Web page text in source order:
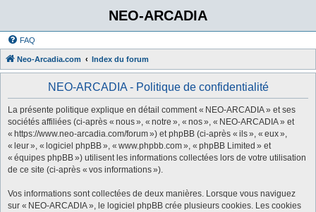
NEO-ARCADIA
FAQ
Neo-Arcadia.com Index du forum
NEO-ARCADIA - Politique de confidentialité
La présente politique explique en détail comment « NEO-ARCADIA » et ses
sociétés affiliées (ci-après « nous », « notre », « nos », « NEO-ARCADIA » et
« https://www.neo-arcadia.com/forum ») et phpBB (ci-après « ils », « eux »,
« leur », « logiciel phpBB », « www.phpbb.com », « phpBB Limited » et
« équipes phpBB ») utilisent les informations collectées lors de votre utilisation
de ce site (ci-après « vos informations »).
Vos informations sont collectées de deux manières. Lorsque vous naviguez
sur « NEO-ARCADIA », le logiciel phpBB crée plusieurs cookies. Les cookies